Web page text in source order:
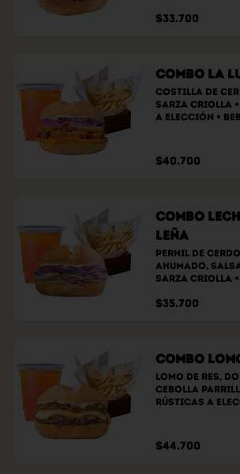
$33.700
Combo La
Costilla de
sarza criolla
a elección +
$40.700
Combo
Leña
Pernil de
ahumado,
sarza criolla
a elección +
$35.700
Combo
Lomo de res,
cebolla
rústicas a
$44.700